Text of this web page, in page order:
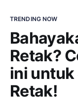
TRENDING NOW
Retak?
ini untuk
Retak!